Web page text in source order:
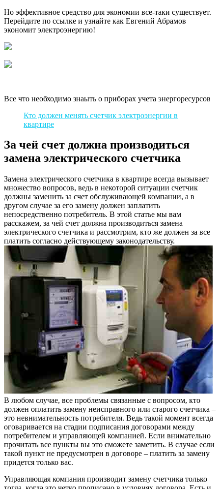
Но эффективное средство для экономии все-таки существует.
Перейдите по ссылке и узнайте как Евгений Абрамов
экономит электроэнергию!
Все что необходимо знаыть о приборах учета энергоресурсов
Кто должен менять счетчик электроэнергии в
квартире
За чей счет должна производиться
замена электрического счетчика
Замена электрического счетчика в квартире всегда вызывает
множество вопросов, ведь в некоторой ситуации счетчик
должны заменить за счет обслуживающей компании, а в
другом случае за его замену должен заплатить
непосредственно потребитель. В этой статье мы вам
расскажем, за чей счет должна производиться замена
электрического счетчика и рассмотрим, кто же должен за все
платить согласно действующему законодательству.
В любом случае, все проблемы связанные с вопросом, кто
должен оплатить замену неисправного или старого счетчика –
это невнимательность потребителя. Ведь такой момент всегда
оговаривается на стадии подписания договорами между
потребителем и управляющей компанией. Если внимательно
прочитать все пункты вы это сможете заметить. В случае если
такой пункт не предусмотрен в договоре – платить за замену
придется только вас.
Управляющая компания производит замену счетчика только